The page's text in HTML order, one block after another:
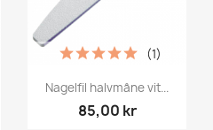
Nagelfil halvmåne vit...
85,00 kr
(1)